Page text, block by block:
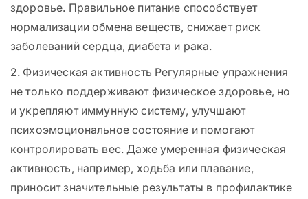
здоровье. Правильное питание способствует
нормализации обмена веществ, снижает риск
заболеваний сердца, диабета и рака.
2. Физическая активность Регулярные упражнения
не только поддерживают физическое здоровье, но
и укрепляют иммунную систему, улучшают
психоэмоциональное состояние и помогают
контролировать вес. Даже умеренная физическая
активность, например, ходьба или плавание,
приносит значительные результаты в профилактике